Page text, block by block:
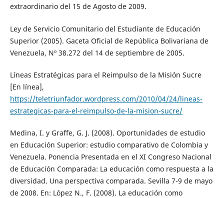
extraordinario del 15 de Agosto de 2009.
Ley de Servicio Comunitario del Estudiante de Educación
Superior (2005). Gaceta Oficial de República Bolivariana de
Venezuela, Nº 38.272 del 14 de septiembre de 2005.
Líneas Estratégicas para el Reimpulso de la Misión Sucre
[En línea],
https://teletriunfador.wordpress.com/2010/04/24/lineas-
estrategicas-para-el-reimpulso-de-la-mision-sucre/
Medina, I. y Graffe, G. J. (2008). Oportunidades de estudio
en Educación Superior: estudio comparativo de Colombia y
Venezuela. Ponencia Presentada en el XI Congreso Nacional
de Educación Comparada: La educación como respuesta a la
diversidad. Una perspectiva comparada. Sevilla 7-9 de mayo
de 2008. En: López N., F. (2008). La educación como